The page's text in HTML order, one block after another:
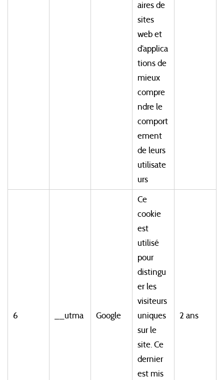
aires de
sites
web et
d’applica
tions de
mieux
compre
ndre le
comport
ement
de leurs
utilisate
urs
6 __utma Google
Ce
cookie
est
utilisé
pour
distingu
er les
visiteurs
uniques
sur le
site. Ce
dernier
est mis
2 ans